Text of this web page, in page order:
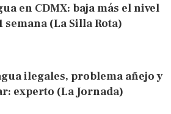
en CDMX: baja más el nivel
semana (La Silla Rota)
ilegales, problema añejo y
experto (La Jornada)